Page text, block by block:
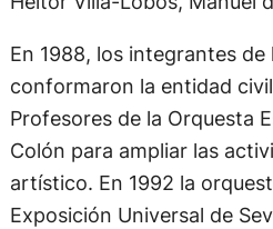
En 1988, los integrantes de
conformaron la entidad
Profesores de la Orquesta
Colón para ampliar las
artístico. En 1992 la
Exposición Universal de